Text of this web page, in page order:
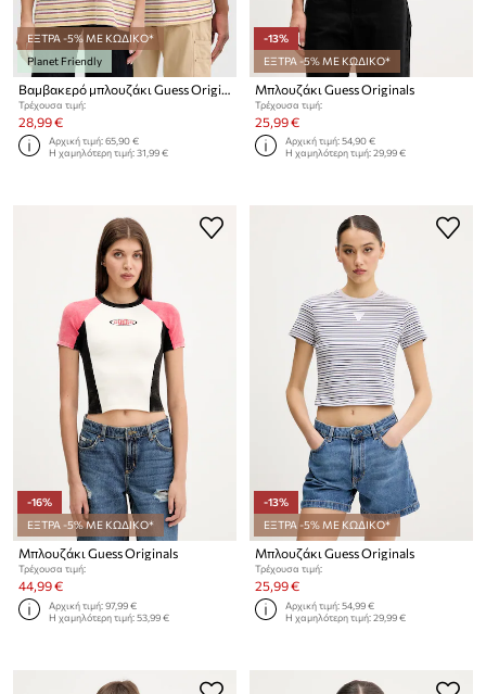
ΕΞΤΡΑ -5% ΜΕ ΚΩΔΙΚΟ*
Planet Friendly
Τρέχουσα τιμή:
28,99 €
Αρχική τιμή:65,90 €
Η χαμηλότερη τιμή:31,99 €
-13%
ΕΞΤΡΑ -5% ΜΕ ΚΩΔΙΚΟ*
Μπλουζάκι Guess Originals
Τρέχουσα τιμή:
25,99 €
Αρχική τιμή:54,90 €
Η χαμηλότερη τιμή:29,99 €
-16%
ΕΞΤΡΑ -5% ΜΕ ΚΩΔΙΚΟ*
Μπλουζάκι Guess Originals
Τρέχουσα τιμή:
44,99 €
Αρχική τιμή:97,99 €
Η χαμηλότερη τιμή:53,99 €
-13%
ΕΞΤΡΑ -5% ΜΕ ΚΩΔΙΚΟ*
Μπλουζάκι Guess Originals
Τρέχουσα τιμή:
25,99 €
Αρχική τιμή:54,99 €
Η χαμηλότερη τιμή:29,99 €